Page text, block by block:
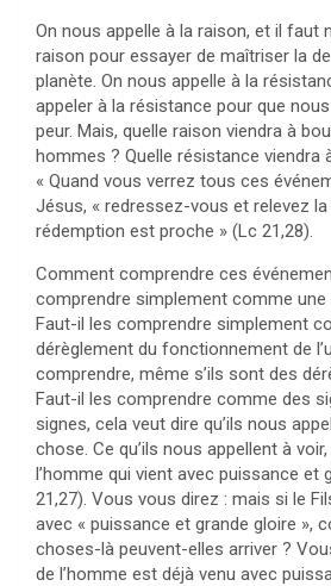
On nous appelle à la raison, et il faut
raison pour essayer de maîtriser la
planète. On nous appelle à la
appeler à la résistance pour que
peur. Mais, quelle raison viendra à
hommes ? Quelle résistance viendra
« Quand vous verrez tous ces
Jésus, « redressez-vous et relevez
rédemption est proche » (Lc 21,28).
Comment comprendre ces
comprendre simplement comme
Faut-il les comprendre simplement
dérèglement du fonctionnement de
comprendre, même s’ils sont des
Faut-il les comprendre comme des
signes, cela veut dire qu’ils nous
chose. Ce qu’ils nous appellent à voir,
l’homme qui vient avec puissance et
21,27). Vous vous direz : mais si le
avec « puissance et grande gloire »,
choses-là peuvent-elles arriver ?
de l’homme est déjà venu avec